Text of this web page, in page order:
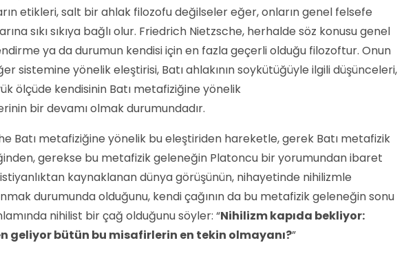
etikleri, salt bir ahlak filozofu değilseler eğer, onların genel felsefe
sıkı sıkıya bağlı olur. Friedrich Nietzsche, herhalde söz konusu genel
ya da durumun kendisi için en fazla geçerli olduğu filozoftur. Onun
sistemine yönelik eleştirisi, Batı ahlakının soykütüğüyle ilgili düşünceleri,
ölçüde kendisinin Batı metafiziğine yönelik
bir devamı olmak durumundadır.
Batı metafiziğine yönelik bu eleştiriden hareketle, gerek Batı metafizik
gerekse bu metafizik geleneğin Platoncu bir yorumundan ibaret
kaynaklanan dünya görüşünün, nihayetinde nihilizmle
durumunda olduğunu, kendi çağının da bu metafizik geleneğin sonu
nihilist bir çağ olduğunu söyler: “Nihilizm kapıda bekliyor:
geliyor bütün bu misafirlerin en tekin olmayanı?”